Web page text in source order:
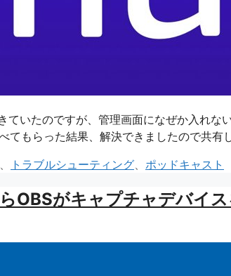
いたのですが、管理画面になぜか入れな
もらった結果、解決できましたので共有
トラブルシューティング ポッドキャスト
OBSがキャプチャデバイ